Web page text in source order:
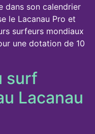
dans son calendrier
le Lacanau Pro et
surfeurs mondiaux
une dotation de 10
surf
Lacanau